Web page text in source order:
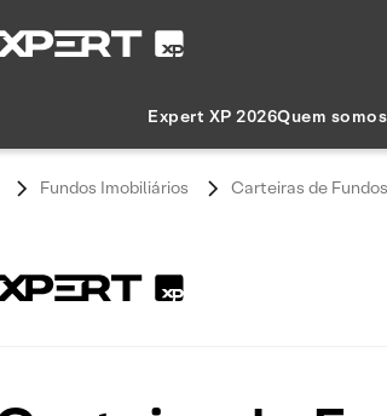
Expert XP 2026Quem somos
Fundos Imobiliários Carteiras de